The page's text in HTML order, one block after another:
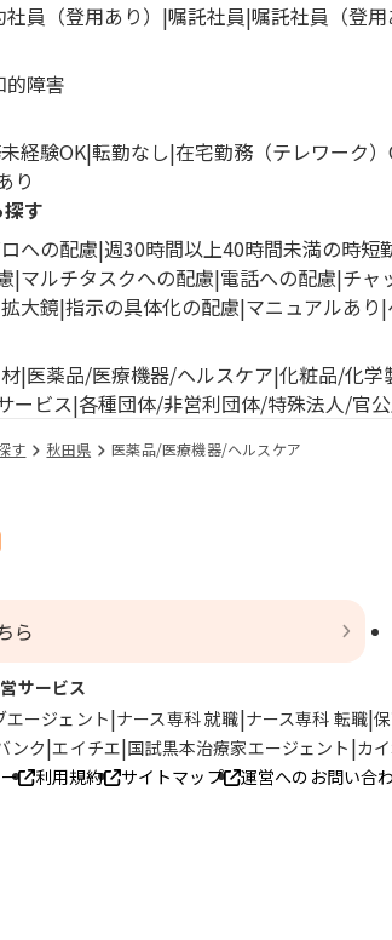
社員（登用あり） 嘱託社員 嘱託社員（登用
的障害
経験OK 転勤なし 在宅勤務（テレワーク
り
す
への配慮 週30時間以上40時間未満の時短
マルチタスクへの配慮 電話への配慮 チャ
拡大鏡 指示の具体化の配慮 マニュアルあり
医薬品/医療機器/ヘルスケア 化粧品/化学
ービス 各種団体/非営利団体/特殊法人/官
す 秋田県 医薬品/医療機器/ヘルスケア
ら
サービス
エージェント ナース専科 就職 ナース専科 転職
ンク エイチエ 国試黒本治療家エージェント カ
利用規約 サイトマップ 運営へのお問い合